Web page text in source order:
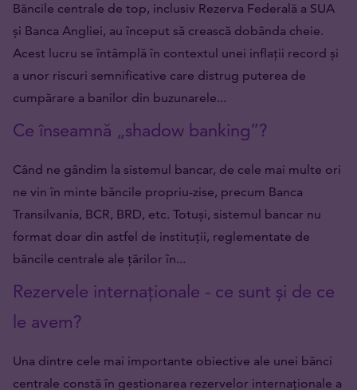
Băncile centrale de top, inclusiv Rezerva Federală a SUA
și Banca Angliei, au început să crească dobânda cheie.
Acest lucru se întâmplă în contextul unei inflații record și
a unor riscuri semnificative care distrug puterea de
cumpărare a banilor din buzunarele...
Ce înseamnă „shadow banking”?
Când ne gândim la sistemul bancar, de cele mai multe ori
ne vin în minte băncile propriu-zise, precum Banca
Transilvania, BCR, BRD, etc. Totuși, sistemul bancar nu
format doar din astfel de instituții, reglementate de
băncile centrale ale țărilor în...
Rezervele internaționale - ce sunt și de ce
le avem?
Una dintre cele mai importante obiective ale unei bănci
centrale constă în gestionarea rezervelor internaționale a